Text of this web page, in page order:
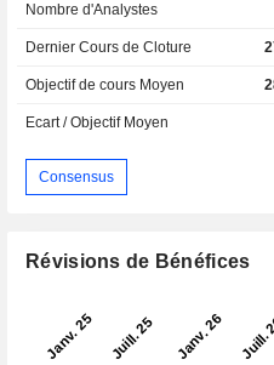
Nombre d'Analystes
Dernier Cours de Cloture
Objectif de cours Moyen
Ecart / Objectif Moyen
Consensus
Révisions de Bénéfices